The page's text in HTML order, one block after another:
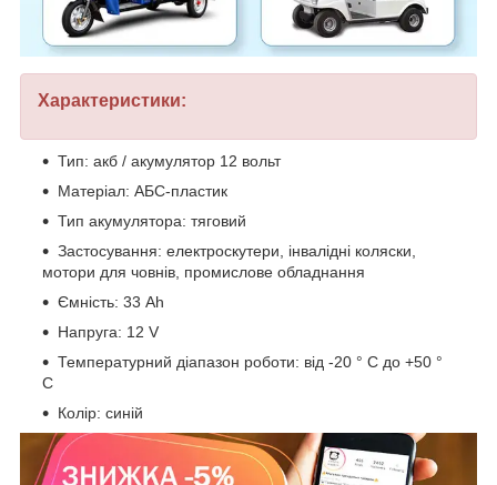
Характеристики:
Тип: акб / акумулятор 12 вольт
Матеріал: АБС-пластик
Тип акумулятора: тяговий
Застосування: електроскутери, інвалідні коляски,
мотори для човнів, промислове обладнання
Ємність: 33 Ah
Напруга: 12 V
Температурний діапазон роботи: від -20 ° C до +50 °
C
Колір: синій